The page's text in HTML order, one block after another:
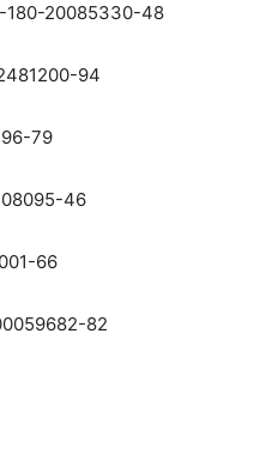
180-20085330-48
94
79
46
66
82